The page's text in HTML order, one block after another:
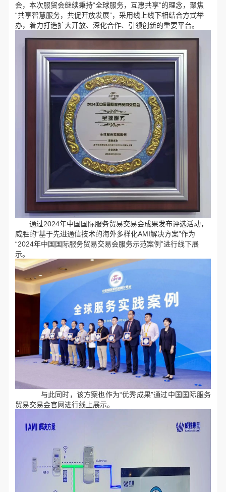
会，本次服贸会继续秉持“全球服务，互惠共享”的理念，聚焦
“共享智慧服务，共促开放发展”，采用线上线下相结合方式举
办，着力打造扩大开放、深化合作、引领创新的重要平台。
通过2024年中国国际服务贸易交易会成果发布评选活动，
威胜的“基于先进通信技术的海外多样化AMI解决方案”作为
“2024年中国国际服务贸易交易会服务示范案例”进行线下展
示。
与此同时，该方案也作为“优秀成果”通过中国国际服务
贸易交易会官网进行线上展示。